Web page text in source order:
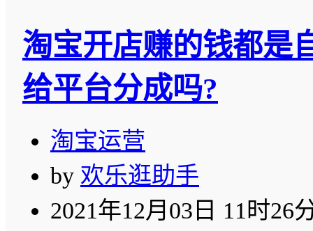
淘宝开店赚的钱都是
给平台分成吗?
淘宝运营
by 欢乐逛助手
2021年12月03日 11时26